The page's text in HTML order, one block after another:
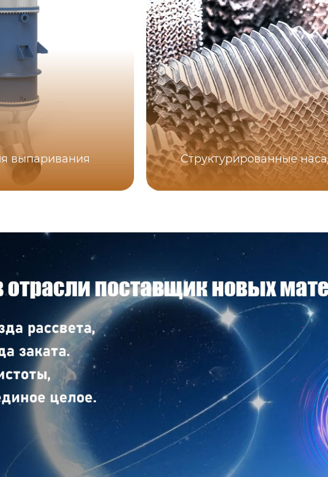
выпаривания Структурированные